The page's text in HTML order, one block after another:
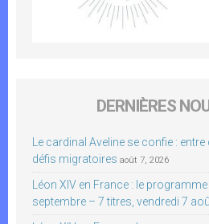
DERNIÈRES
Le cardinal Aveline se confie :
défis migratoires août 7, 2026
Léon XIV en France : le
septembre – 7 titres, vendredi 7